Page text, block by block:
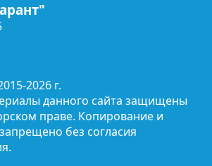
2026 г.
данного сайта защищены
праве. Копирование и
без согласия